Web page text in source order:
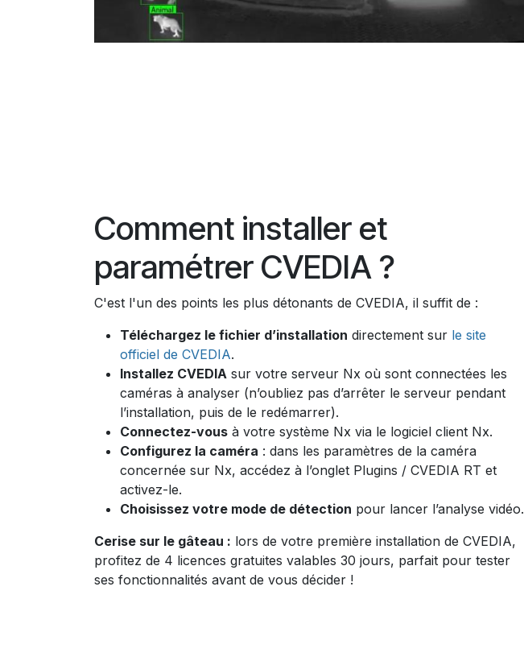
Comment installer et
paramétrer CVEDIA ?
C'est l'un des points les plus détonants de CVEDIA, il suffit de :
Téléchargez le fichier d’installation directement sur le site
officiel de CVEDIA.
Installez CVEDIA sur votre serveur Nx où sont connectées les
caméras à analyser (n’oubliez pas d’arrêter le serveur pendant
l’installation, puis de le redémarrer).
Connectez-vous à votre système Nx via le logiciel client Nx.
Configurez la caméra : dans les paramètres de la caméra
concernée sur Nx, accédez à l’onglet Plugins / CVEDIA RT et
activez-le.
Choisissez votre mode de détection pour lancer l’analyse vidéo.
Cerise sur le gâteau : lors de votre première installation de CVEDIA,
profitez de 4 licences gratuites valables 30 jours, parfait pour tester
ses fonctionnalités avant de vous décider !